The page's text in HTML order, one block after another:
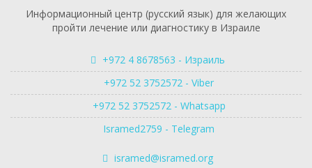
Информационный центр (русский язык) для желающих
пройти лечение или диагностику в Израиле
+972 4 8678563 - Израиль
+972 52 3752572 - Viber
+972 52 3752572 - Whatsapp
Isramed2759 - Telegram
isramed@isramed.org